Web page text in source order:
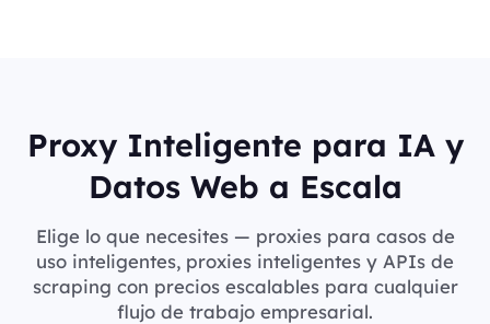
Proxy Inteligente para IA y
Datos Web a Escala
Elige lo que necesites — proxies para casos de
uso inteligentes, proxies inteligentes y APIs de
scraping con precios escalables para cualquier
flujo de trabajo empresarial.